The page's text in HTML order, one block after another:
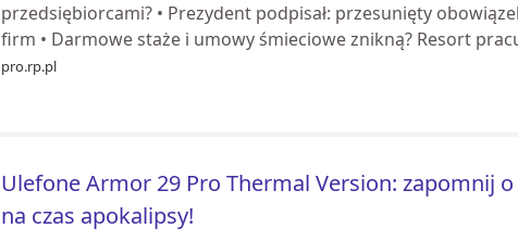
przedsiębiorcami? • Prezydent podpisał: przesunięty
firm • Darmowe staże i umowy śmieciowe znikną? Resort
pro.rp.pl
Ulefone Armor 29 Pro Thermal Version: zapomnij
na czas apokalipsy!